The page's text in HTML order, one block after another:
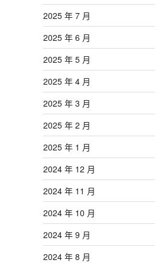
2025 年 7 月
2025 年 6 月
2025 年 5 月
2025 年 4 月
2025 年 3 月
2025 年 2 月
2025 年 1 月
2024 年 12 月
2024 年 11 月
2024 年 10 月
2024 年 9 月
2024 年 8 月